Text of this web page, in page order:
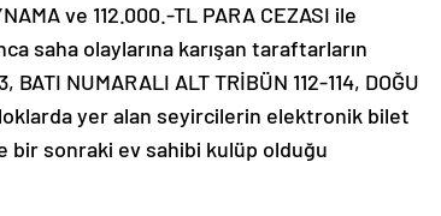
ve 112.000.-TL PARA CEZASI ile
saha olaylarına karışan taraftarların
NUMARALI ALT TRİBÜN 112-114, DOĞU
yer alan seyircilerin elektronik bilet
bir sonraki ev sahibi kulüp olduğu